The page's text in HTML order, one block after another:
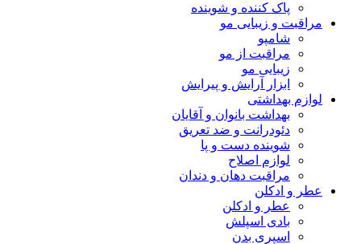
پاک کننده و شوینده
مراقبت و زیبایی مو
شامپو
مراقبت از مو
زیبایی مو
ابزار آرایش و پیرایش
لوازم بهداشتی
بهداشت بانوان و آقایان
دئودرانت و ضد تعریق
شوینده دست و پا
لوازم اصلاح
مراقبت دهان و دندان
عطر و ادکلن
عطر و ادکلن
بادی اسپلش
اسپری بدن